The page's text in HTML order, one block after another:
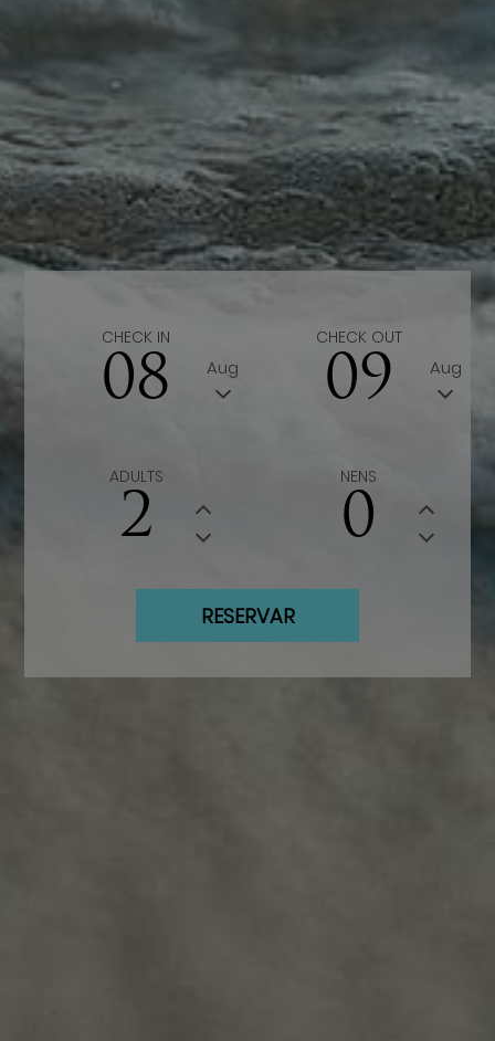
CHECK IN
08 Aug
CHECK OUT
09 Aug
ADULTS NENS